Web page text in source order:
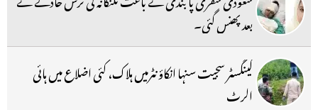
بعد پھنس گئی۔
گینگسٹر سجیت سنہا انکاؤنٹرمیں ہلاک، کئی اضلاع میں ہائی
الرٹ